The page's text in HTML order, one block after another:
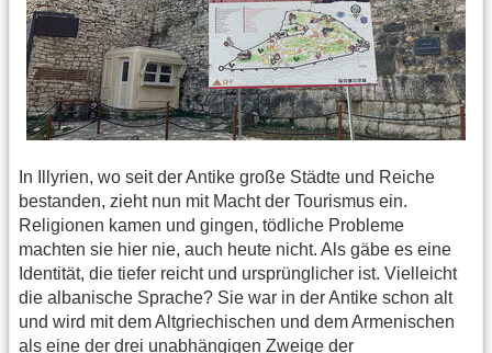
In Illyrien, wo seit der Antike große Städte und Reiche
bestanden, zieht nun mit Macht der Tourismus ein.
Religionen kamen und gingen, tödliche Probleme
machten sie hier nie, auch heute nicht. Als gäbe es eine
Identität, die tiefer reicht und ursprünglicher ist. Vielleicht
die albanische Sprache? Sie war in der Antike schon alt
und wird mit dem Altgriechischen und dem Armenischen
als eine der drei unabhängigen Zweige der